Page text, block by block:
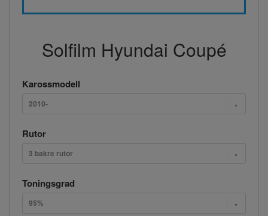
Solfilm Hyundai Coupé
Karossmodell
2010-
Rutor
3 bakre rutor
Toningsgrad
95%